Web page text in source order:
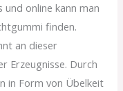
online kann man
finden.
an dieser
Erzeugnisse. Durch
in Form von Übelkeit